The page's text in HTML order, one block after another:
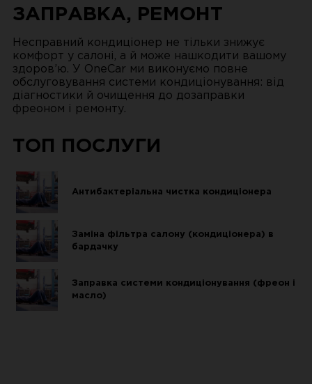
ЗАПРАВКА, РЕМОНТ
Несправний кондиціонер не тільки знижує
комфорт у салоні, а й може нашкодити вашому
здоров’ю. У OneCar ми виконуємо повне
обслуговування системи кондиціонування: від
діагностики й очищення до дозаправки
фреоном і ремонту.
ТОП ПОСЛУГИ
Антибактеріальна чистка кондиціонера
Заміна фільтра салону (кондиціонера) в
бардачку
Заправка системи кондиціонування (фреон і
масло)